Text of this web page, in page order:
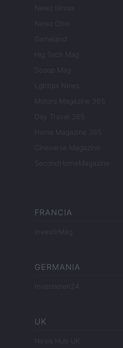
Newz Illinois
Newz Ohio
Gameland
Hig Tech Mag
Scoop Mag
Lgbtqia News
Motors Magazine 365
Day Travel 365
Home Magazine 365
Cineverse Magazine
SecondHomeMagazine
FRANCIA
InvestirMag
GERMANIA
Investieren24
UK
News Hub UK